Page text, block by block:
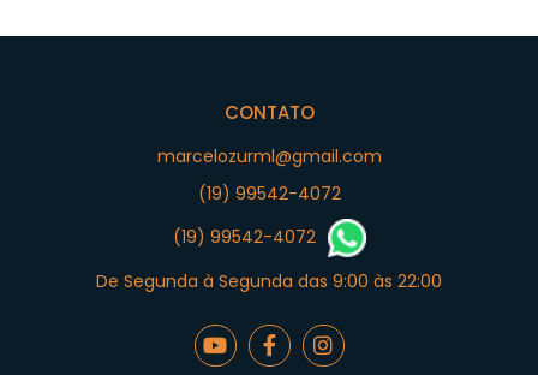
CONTATO
marcelozurml@gmail.com
(19) 99542-4072
(19) 99542-4072
De Segunda à Segunda das 9:00 às 22:00